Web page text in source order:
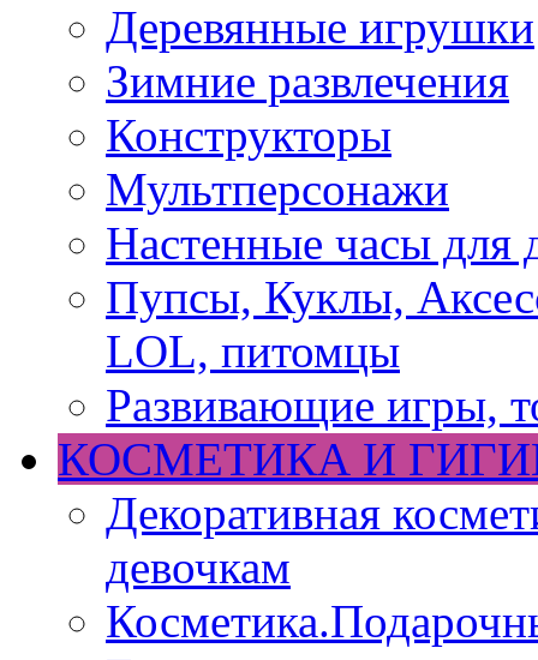
Деревянные игрушки
Зимние развлечения
Конструкторы
Мультперсонажи
Настенные часы для
Пупсы, Куклы,
LOL, питомцы
Развивающие игры,
КОСМЕТИКА И
Декоративная
девочкам